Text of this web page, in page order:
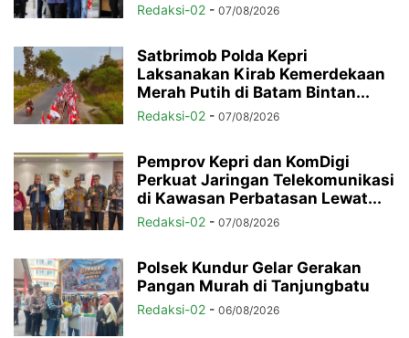
Redaksi-02 - 07/08/2026
Satbrimob Polda Kepri
Laksanakan Kirab Kemerdekaan
Merah Putih di Batam Bintan...
Redaksi-02 - 07/08/2026
Pemprov Kepri dan KomDigi
Perkuat Jaringan Telekomunikasi
di Kawasan Perbatasan Lewat...
Redaksi-02 - 07/08/2026
Polsek Kundur Gelar Gerakan
Pangan Murah di Tanjungbatu
Redaksi-02 - 06/08/2026